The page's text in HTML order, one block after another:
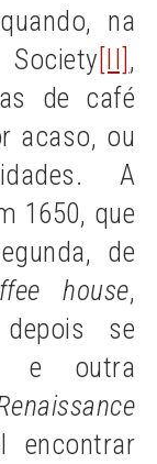
na
[II],
de café
acaso, ou
A
1650, que
de
house,
se
e outra
encontrar